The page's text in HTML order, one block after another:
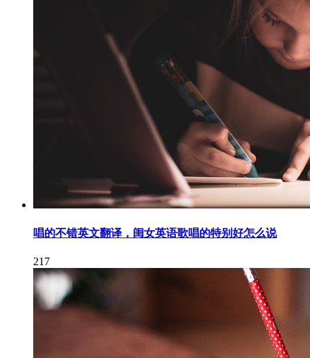
唱的不错英文翻译，闺女英语歌唱的特别好怎么说
217